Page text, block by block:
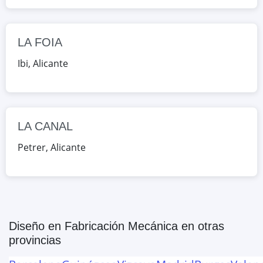
LA FOIA
Ibi, Alicante
LA CANAL
Petrer, Alicante
Diseño en Fabricación Mecánica en otras
provincias